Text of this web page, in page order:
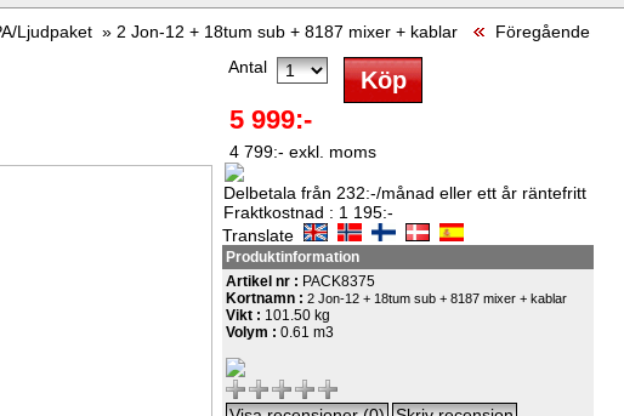
Ljudpaket » 2 Jon-12 + 18tum sub + 8187 mixer + kablar Föregående
Antal
5 999:-
4 799:- exkl. moms
Delbetala från 232:-/månad eller ett år räntefritt
Fraktkostnad : 1 195:-
Translate
Produktinformation
Artikel nr : PACK8375
Kortnamn :2 Jon-12 + 18tum sub + 8187 mixer + kablar
Vikt : 101.50 kg
Volym :0.61 m3